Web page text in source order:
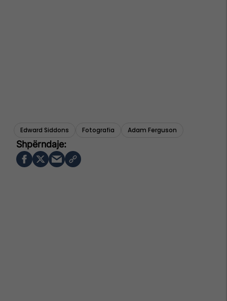
Edward Siddons Fotografia Adam Ferguson